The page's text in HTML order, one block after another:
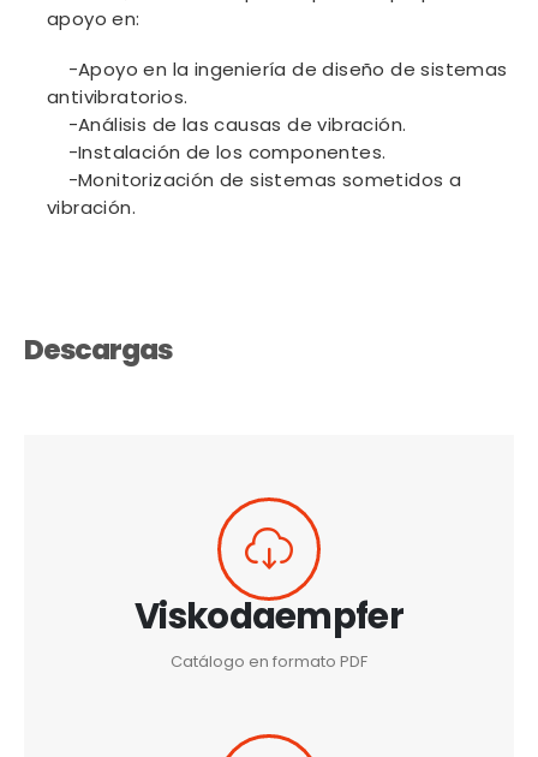
apoyo en:
-Apoyo en la ingeniería de diseño de sistemas
antivibratorios.
-Análisis de las causas de vibración.
-Instalación de los componentes.
-Monitorización de sistemas sometidos a
vibración.
Descargas
Viskodaempfer
Catálogo en formato PDF